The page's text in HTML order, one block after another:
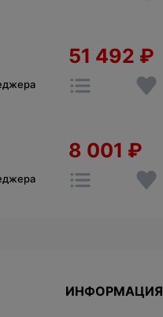
51 492 ₽
8 001 ₽
ИНФОРМАЦИЯ